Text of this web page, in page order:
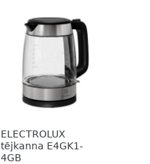
ELECTROLUX
tējkanna E4GK1-
4GB